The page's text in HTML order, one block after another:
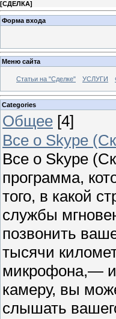
[СДЕЛКА]
Форма входа
Меню сайта
Статьи на "Сделке" УСЛУГИ
Categories
Общее [4]
Все о Skype
Все о Skype
программа,
того, в какой
службы
позвонить
тысячи
микрофона,— и
камеру, вы
слышать